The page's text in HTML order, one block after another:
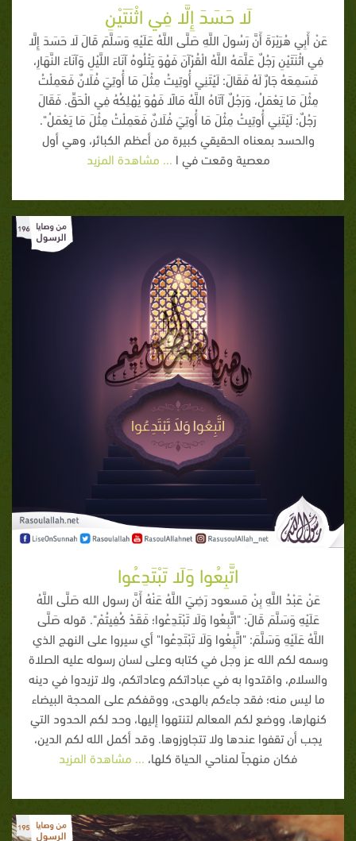
لَا حَسَدَ إِلَّا فِي اثْنَتَيْنِ
عَنْ أَبِي هُرَيْرَةَ أَنَّ رَسُولَ اللَّهِ صَلَّى اللَّهُ عَلَيْهِ وَسَلَّمَ قَالَ لَا حَسَدَ إِلَّا
فِي اثْنَتَيْنِ رَجُلٌ عَلَّمَهُ اللَّهُ الْقُرْآنَ فَهُوَ يَتْلُوهُ آنَاءَ اللَّيْلِ وَآنَاءَ النَّهَارِ،
فَسَمِعَهُ جَارٌ لَهُ فَقَالَ: لَيْتَنِي أُوتِيتُ مِثْلَ مَا أُوتِيَ فُلَانٌ فَعَمِلْتُ
مِثْلَ مَا يَعْمَلُ، وَرَجُلٌ آتَاهُ اللَّهُ مَالًا فَهُوَ يُهْلِكُهُ فِي الْحَقِّ. فَقَالَ
رَجُلٌ: لَيْتَنِي أُوتِيتُ مِثْلَ مَا أُوتِيَ فُلَانٌ فَعَمِلْتُ مِثْلَ مَا يَعْمَلُ".
والحسد بمعناه الحقيقي كبيرة من أعظم الكبائر، وهي أول
معصية وقعت في ا ... مشاهدة المزيد
اتَّبِعُوا وَلَا تَبْتَدِعُوا
عَنْ عَبْدُ اللَّهِ بِنْ مَسعود رَضِيَ اللَّهُ عَنْهُ أَنَّ رسول الله صَلَّى اللَّهُ
عَلَيْهِ وَسَلَّمَ قَالَ: "اتَّبِعُوا وَلَا تَبْتَدِعُوا؛ فَقَدْ كُفِيتُمْ". قوله صَلَّى
اللَّهُ عَلَيْهِ وَسَلَّمَ: "اتَّبِعُوا وَلَا تَبْتَدِعُوا" أي سيروا على النهج الذي
وسمه لكم الله عز وجل في كتابه وعلى لسان رسوله عليه الصلاة
والسلام، واقتدوا به في عباداتكم وعاداتكم، ولا تزيدوا في دينه
ما ليس منه؛ فقد جاءكم بالهدى، ووقفكم على المحجة البيضاء
كنهارها، ووضع لكم المعالم لتنتهوا إليها، وحد لكم الحدود التي
يجب أن تقفوا عندها ولا تتجاوزوها. وقد أكمل الله لكم الدين،
فكان منهجاً لمناحي الحياة كلها، ... مشاهدة المزيد